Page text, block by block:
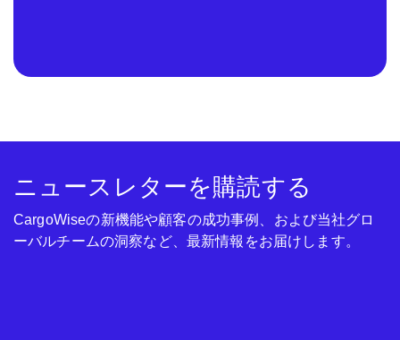
ニュースレターを購読する
CargoWiseの新機能や顧客の成功事例、および当社グロ
ーバルチームの洞察など、最新情報をお届けします。